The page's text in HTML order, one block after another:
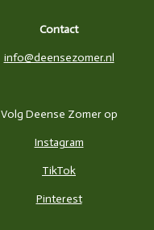
Contact
info@deensezomer.nl
Volg Deense Zomer op
Instagram
TikTok
Pinterest